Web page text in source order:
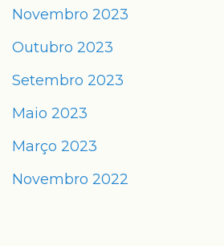
Novembro 2023
Outubro 2023
Setembro 2023
Maio 2023
Março 2023
Novembro 2022